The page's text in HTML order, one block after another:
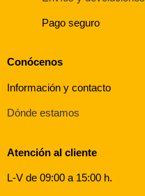
Pago seguro
Conócenos
Información y contacto
Dónde estamos
Atención al cliente
L-V de 09:00 a 15:00 h.